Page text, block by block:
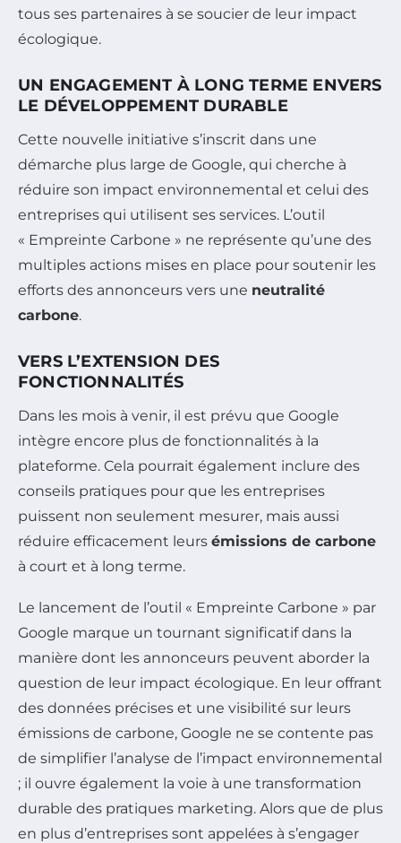
tous ses partenaires à se soucier de leur impact
écologique.
UN ENGAGEMENT À LONG TERME ENVERS
LE DÉVELOPPEMENT DURABLE
Cette nouvelle initiative s’inscrit dans une
démarche plus large de Google, qui cherche à
réduire son impact environnemental et celui des
entreprises qui utilisent ses services. L’outil
« Empreinte Carbone » ne représente qu’une des
multiples actions mises en place pour soutenir les
efforts des annonceurs vers une neutralité
carbone.
VERS L’EXTENSION DES
FONCTIONNALITÉS
Dans les mois à venir, il est prévu que Google
intègre encore plus de fonctionnalités à la
plateforme. Cela pourrait également inclure des
conseils pratiques pour que les entreprises
puissent non seulement mesurer, mais aussi
réduire efficacement leurs émissions de carbone
à court et à long terme.
Le lancement de l’outil « Empreinte Carbone » par
Google marque un tournant significatif dans la
manière dont les annonceurs peuvent aborder la
question de leur impact écologique. En leur offrant
des données précises et une visibilité sur leurs
émissions de carbone, Google ne se contente pas
de simplifier l’analyse de l’impact environnemental
; il ouvre également la voie à une transformation
durable des pratiques marketing. Alors que de plus
en plus d’entreprises sont appelées à s’engager